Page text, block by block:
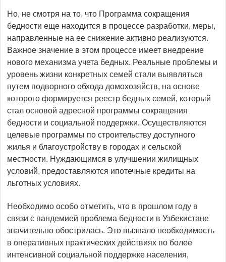
Но, не смотря на то, что Программа сокращения
бедности еще находится в процессе разработки, меры,
направленные на ее снижение активно реализуются.
Важное значение в этом процессе имеет внедрение
нового механизма учета бедных. Реальные проблемы и
уровень жизни конкретных семей стали выявляться
путем подворного обхода домохозяйств, на основе
которого формируется реестр бедных семей, который
стал основой адресной программы сокращения
бедности и социальной поддержки. Осуществляются
целевые программы по строительству доступного
жилья и благоустройству в городах и сельской
местности. Нуждающимся в улучшении жилищных
условий, предоставляются ипотечные кредиты на
льготных условиях.
Необходимо особо отметить, что в прошлом году в
связи с пандемией проблема бедности в Узбекистане
значительно обострилась. Это вызвало необходимость
в оперативных практических действиях по более
интенсивной социальной поддержке населения,